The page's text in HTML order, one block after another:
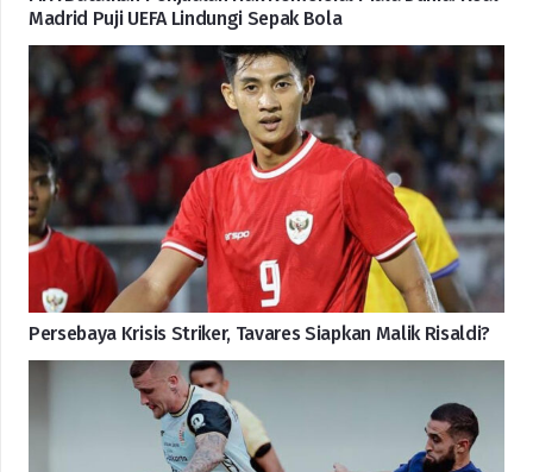
Madrid Puji UEFA Lindungi Sepak Bola
Persebaya Krisis Striker, Tavares Siapkan Malik Risaldi?